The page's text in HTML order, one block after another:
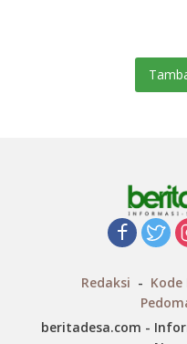
Redaksi Kode
beritadesa.com -